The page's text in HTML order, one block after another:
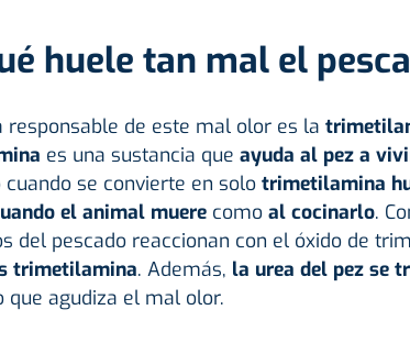
huele tan mal el
responsable de este mal olor es la
es una sustancia que ayuda al pez a
cuando se convierte en solo trimetilamina
el animal muerecomo al cocinarlo.
del pescado reaccionan con el óxido de
trimetilamina. Además, la urea del pez se
que agudiza el mal olor.